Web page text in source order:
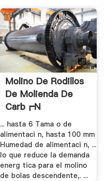
Molino De Rodillos
De Molienda De
Carb┏n
... hasta 6 Tama o de
alimentaci n, hasta 100 mm
Humedad de alimentaci n, ...
lo que reduce la demanda
energ tica para el molino
de bolas descendente,. ...